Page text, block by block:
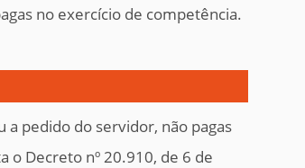
no exercício de competência.
pedido do servidor, não pagas
o Decreto nº 20.910, de 6 de